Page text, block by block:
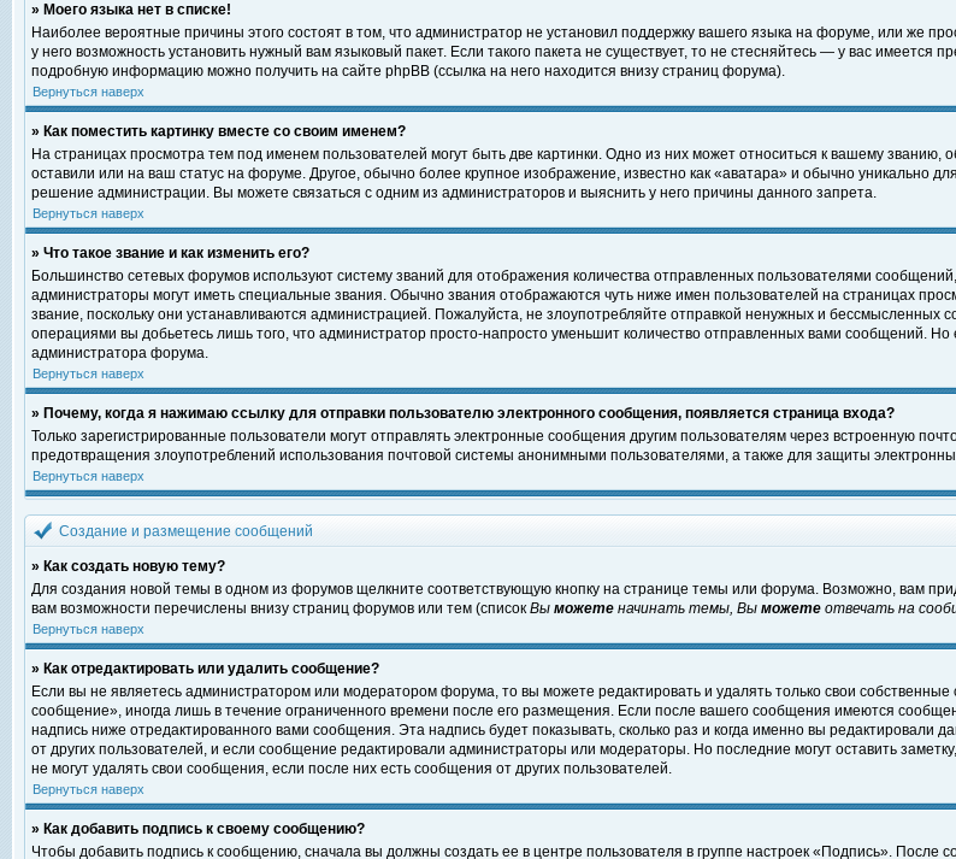
» Моего языка нет в списке!
Наиболее вероятные причины этого состоят в том, что администратор не установил поддержку вашего языка на форуме, или же
у него возможность установить нужный вам языковый пакет. Если такого пакета не существует, то не стесняйтесь — у вас
подробную информацию можно получить на сайте phpBB (ссылка на него находится внизу страниц форума).
Вернуться наверх
» Как поместить картинку вместе со своим именем?
На страницах просмотра тем под именем пользователей могут быть две картинки. Одно из них может относиться к вашему званию,
оставили или на ваш статус на форуме. Другое, обычно более крупное изображение, известно как «аватара» и обычно уникально
решение администрации. Вы можете связаться с одним из администраторов и выяснить у него причины данного запрета.
Вернуться наверх
» Что такое звание и как изменить его?
Большинство сетевых форумов используют систему званий для отображения количества отправленных пользователями
администраторы могут иметь специальные звания. Обычно звания отображаются чуть ниже имен пользователей на страницах
звание, поскольку они устанавливаются администрацией. Пожалуйста, не злоупотребляйте отправкой ненужных и
операциями вы добьетесь лишь того, что администратор просто-напросто уменьшит количество отправленных вами сообщений.
администратора форума.
Вернуться наверх
» Почему, когда я нажимаю ссылку для отправки пользователю электронного сообщения, появляется страница входа?
Только зарегистрированные пользователи могут отправлять электронные сообщения другим пользователям через встроенную
предотвращения злоупотреблений использования почтовой системы анонимными пользователями, а также для защиты
Вернуться наверх
Создание и размещение сообщений
» Как создать новую тему?
Для создания новой темы в одном из форумов щелкните соответствующую кнопку на странице темы или форума. Возможно, вам
вам возможности перечислены внизу страниц форумов или тем (список Вы можете начинать темы, Вы можете отвечать на
Вернуться наверх
» Как отредактировать или удалить сообщение?
Если вы не являетесь администратором или модератором форума, то вы можете редактировать и удалять только свои
сообщение», иногда лишь в течение ограниченного времени после его размещения. Если после вашего сообщения имеются
надпись ниже отредактированного вами сообщения. Эта надпись будет показывать, сколько раз и когда именно вы
от других пользователей, и если сообщение редактировали администраторы или модераторы. Но последние могут оставить
не могут удалять свои сообщения, если после них есть сообщения от других пользователей.
Вернуться наверх
» Как добавить подпись к своему сообщению?
Чтобы добавить подпись к сообщению, сначала вы должны создать ее в центре пользователя в группе настроек «Подпись».